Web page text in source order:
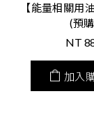
【能量相關用
(預
NT
加入